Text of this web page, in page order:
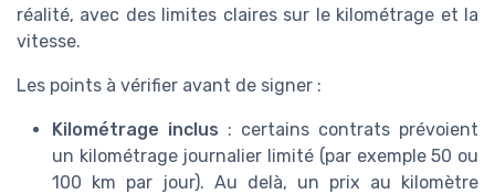
réalité, avec des limites claires sur le kilométrage et la
vitesse.
Les points à vérifier avant de signer :
Kilométrage inclus : certains contrats prévoient
un kilométrage journalier limité (par exemple 50 ou
100 km par jour). Au delà, un prix au kilomètre